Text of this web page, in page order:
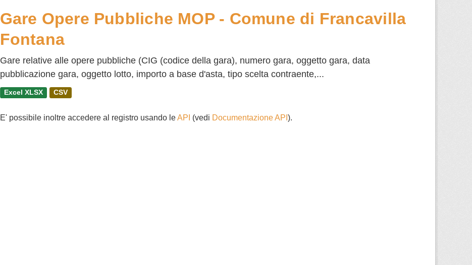
Gare Opere Pubbliche MOP - Comune di Francavilla
Fontana
Gare relative alle opere pubbliche (CIG (codice della gara), numero gara, oggetto gara, data
pubblicazione gara, oggetto lotto, importo a base d'asta, tipo scelta contraente,...
Excel XLSX CSV
E' possibile inoltre accedere al registro usando leAPI (vedi Documentazione API ).